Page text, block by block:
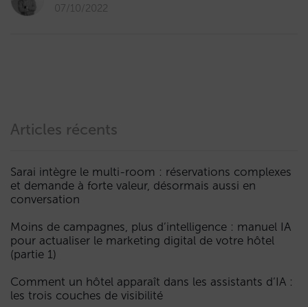
07/10/2022
Articles récents
Sarai intègre le multi-room : réservations complexes
et demande à forte valeur, désormais aussi en
conversation
Moins de campagnes, plus d’intelligence : manuel IA
pour actualiser le marketing digital de votre hôtel
(partie 1)
Comment un hôtel apparaît dans les assistants d’IA :
les trois couches de visibilité